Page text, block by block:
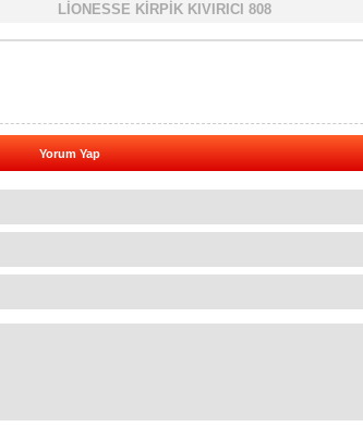
LİONESSE KİRPİK KIVIRICI 808
Yorum Yap